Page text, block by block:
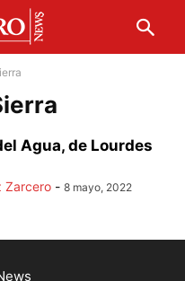
Agua, de Lourdes
Zarcero - 8 mayo, 2022